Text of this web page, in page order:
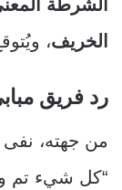
الشرطة
الخريف،
رد فريق
من جهته، نفى
“كل شيء تم